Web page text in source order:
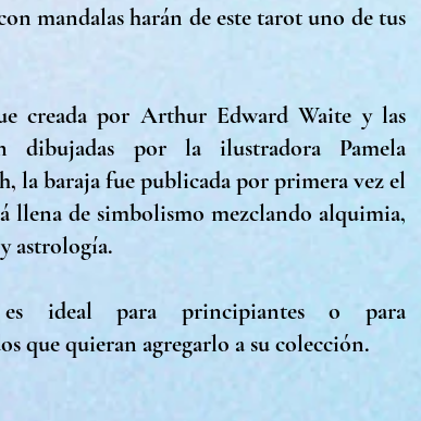
mandalas harán de este tarot uno de tus
creada por Arthur Edward Waite y las
dibujadas por la ilustradora Pamela
la baraja fue publicada por primera vez el
llena de simbolismo mezclando alquimia,
astrología.
ideal para principiantes o para
que quieran agregarlo a su colección.